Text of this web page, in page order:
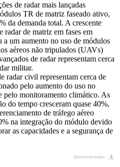
de radar mais lançadas
TR de matriz faseado ativo,
da demanda total. A crescente
radar de matriz em fases em
a um aumento no uso de módulos
aéreos não tripulados (UAVs)
de radar representam cerca
militar.
radar civil representam cerca de
pelo aumento do uso no
pelo monitoramento climático. As
do tempo cresceram quase 40%,
de tráfego aéreo
na integração do módulo devido
as capacidades e a segurança de